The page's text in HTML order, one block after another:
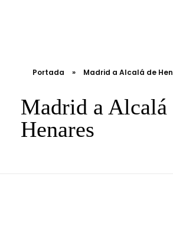
Portada » Madrid a Alcalá de
Madrid a Alcalá
Henares